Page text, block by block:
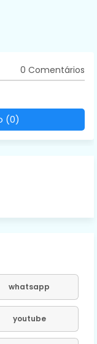
0 Comentários
(0)
whatsapp
youtube